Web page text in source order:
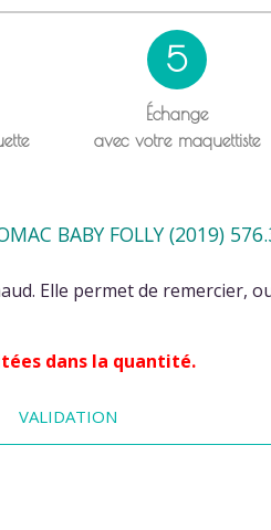
5
Échange
avec votre maquettiste
BABY FOLLY (2019)
Elle permet de remercier,
dans la quantité.
VALIDATION